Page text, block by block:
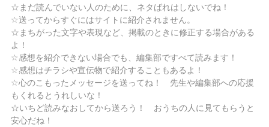
☆まだ読んでいない人のために、ネタばれはしないでね！
☆送ってからすぐにはサイトに紹介されません。
☆まちがった文字や表現など、掲載のときに修正する場合がある
よ！
☆感想を紹介できない場合でも、編集部ですべて読みます！
☆感想はチラシや宣伝物で紹介することもあるよ！
☆心のこもったメッセージを送ってね！ 先生や編集部への応援
もくれるとうれしいな！
☆いちど読みなおしてから送ろう！ おうちの人に見てもらうと
安心だね！